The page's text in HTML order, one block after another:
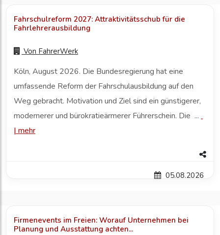
Fahrschulreform 2027: Attraktivitätsschub für die
Fahrlehrerausbildung
Von FahrerWerk
Köln, August 2026. Die Bundesregierung hat eine
umfassende Reform der Fahrschulausbildung auf den
Weg gebracht. Motivation und Ziel sind ein günstigerer,
modernerer und bürokratieärmerer Führerschein. Die ...
| mehr
05.08.2026
Firmenevents im Freien: Worauf Unternehmen bei
Planung und Ausstattung achten...